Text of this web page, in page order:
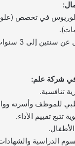
في تخصص
– خبرة لا
في شركة علم:
تنافسية.
للموظف وأسرته
تتبع تقييم الأداء.
الدراسية